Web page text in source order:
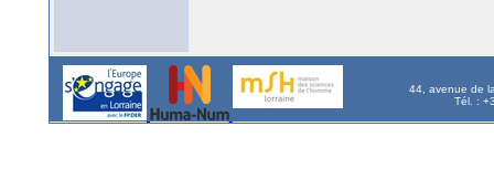
44, avenue de
Tél. :